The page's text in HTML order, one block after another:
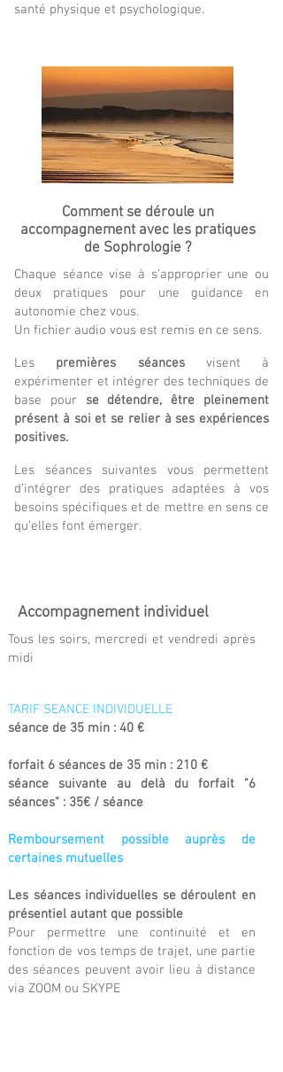
santé physique et psychologique.
Comment se déroule un
accompagnement avec les pratiques
de Sophrologie ?
Chaque séance vise à s’approprier une ou
deux pratiques pour une guidance en
autonomie chez vous.
Un fichier audio vous est remis en ce sens.
Les premières séancesvisent à
expérimenter et intégrer des techniques de
base pour se détendre, être pleinement
présent à soi et se relier à ses expériences
positives.
Les séances suivantes vous permettent
d’intégrer des pratiques adaptées à vos
besoins spécifiques et de mettre en sens ce
qu'elles font émerger.
Accompagnement individuel
Tous les soirs, mercredi et vendredi après
midi
TARIF SEANCE INDIVIDUELLE
séance de 35 min : 40 €
forfait 6 séances de 35 min : 210 €
séance suivante au delà du forfait "6
séances" : 35€ / séance
Remboursement possible auprès de
certaines mutuelles
Les séances individuelles se déroulent en
présentiel autant que possible
Pour permettre une continuité et en
fonction de vos temps de trajet, une partie
des séances peuvent avoir lieu à distance
via ZOOM ou SKYPE